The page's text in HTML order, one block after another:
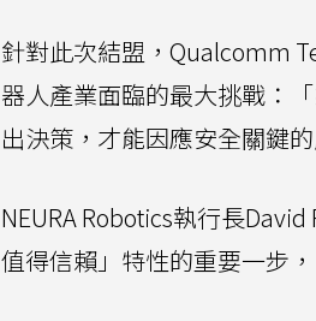
針對此次結盟，Qualcomm
器人產業面臨的最大挑戰：
出決策，才能因應安全關鍵
NEURA Robotics執行長
值得信賴」特性的重要一步